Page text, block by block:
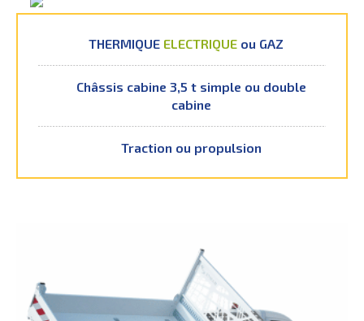
THERMIQUE ELECTRIQUEou GAZ
Châssis cabine 3,5 t simple ou double
cabine
Traction ou propulsion